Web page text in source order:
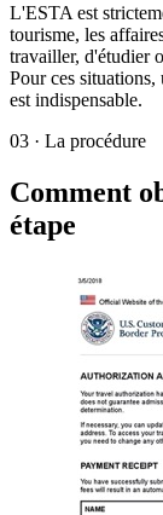
L'ESTA est
tourisme, les
travailler, d'étudier
Pour ces
est indispensable.
03 · La procédure
Comment
étape